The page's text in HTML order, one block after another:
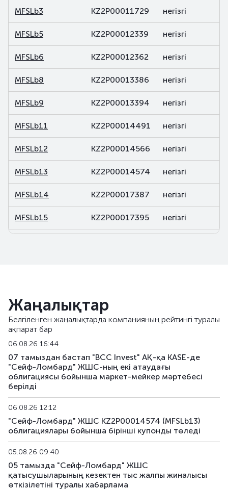
MFSLb3 KZ2P00011729 негізгі
MFSLb5 KZ2P00012339 негізгі
MFSLb6 KZ2P00012362 негізгі
MFSLb8 KZ2P00013386 негізгі
MFSLb9 KZ2P00013394 негізгі
MFSLb11 KZ2P00014491 негізгі
MFSLb12 KZ2P00014566 негізгі
MFSLb13 KZ2P00014574 негізгі
MFSLb14 KZ2P00017387 негізгі
MFSLb15 KZ2P00017395 негізгі
Жаңалықтар
Белгіленген жаңалықтарда компанияның рейтингі туралы
ақпарат бар
06.08.26 16:44
07 тамыздан бастап "BCC Invest" АҚ-қа KASE-де
"Сейф-Ломбард" ЖШС-ның екі атаудағы
облигациясы бойынша маркет-мейкер мәртебесі
берілді
06.08.26 12:12
"Сейф-Ломбард" ЖШС KZ2P00014574 (MFSLb13)
облигациялары бойынша бірiнші купонды төледі
05.08.26 09:40
05 тамызда "Сейф-Ломбард" ЖШС
қатысушыларының кезектен тыс жалпы жиналысы
өткізілетіні туралы хабарлама